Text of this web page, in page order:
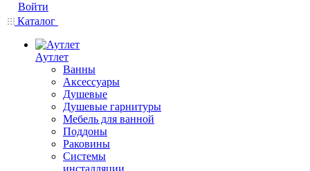
Войти
Каталог
Аутлет
Ванны
Аксессуары
Душевые
Душевые гарнитуры
Мебель для ванной
Поддоны
Раковины
Системы
инсталляции